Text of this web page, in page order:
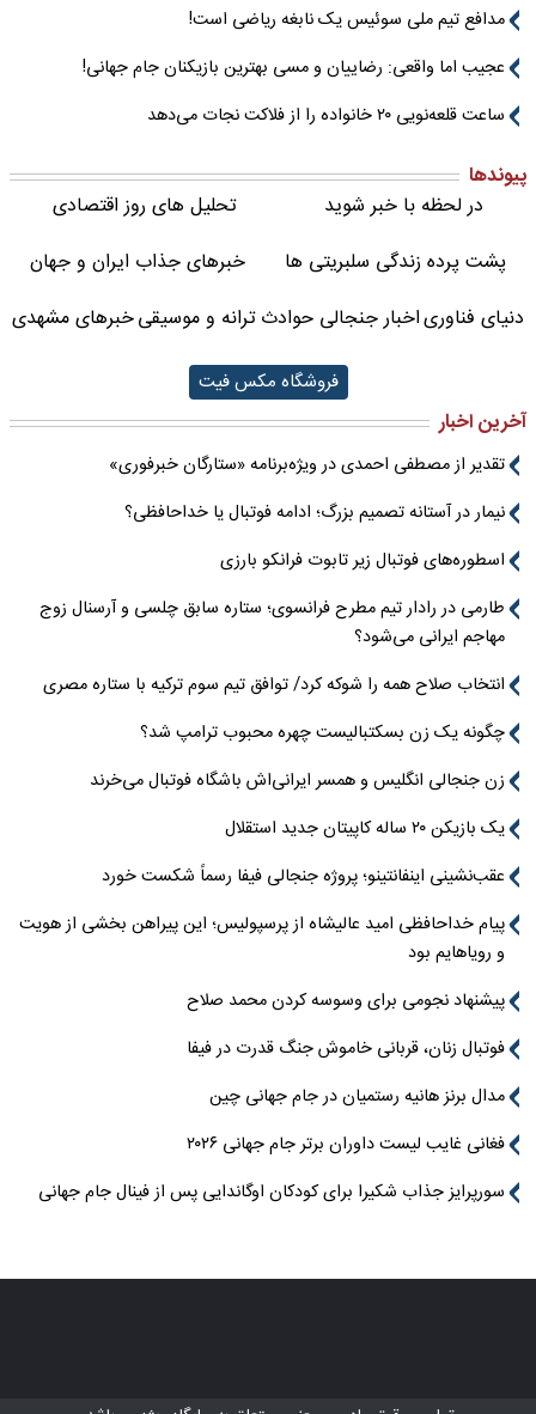
مدافع تیم ملی سوئیس یک نابغه ریاضی است!
عجیب اما واقعی: رضاییان و مسی بهترین بازیکنان جام جهانی!
ساعت قلعه‌نویی ۲۰ خانواده را از فلاکت نجات می‌دهد
پیوندها
در لحظه با خبر شوید
تحلیل های روز اقتصادی
پشت پرده زندگی سلبریتی ها
خبرهای جذاب ایران و جهان
دنیای فناوریاخبار جنجالی حوادثترانه و موسیقیخبرهای مشهدی
فروشگاه مکس فیت
آخرین اخبار
تقدیر از مصطفی احمدی در ویژه‌برنامه «ستارگان خبرفوری»
نیمار در آستانه تصمیم بزرگ؛ ادامه فوتبال یا خداحافظی؟
اسطوره‌های فوتبال زیر تابوت فرانکو بارزی
طارمی در رادار تیم مطرح فرانسوی؛ ستاره سابق چلسی و آرسنال زوج
مهاجم ایرانی می‌شود؟
انتخاب صلاح همه را شوکه کرد/ توافق تیم سوم ترکیه با ستاره مصری
چگونه یک زن بسکتبالیست چهره محبوب ترامپ شد؟
زن جنجالی انگلیس و همسر ایرانی‌اش باشگاه فوتبال می‌خرند
یک بازیکن ۲۰ ساله کاپیتان جدید استقلال
عقب‌نشینی اینفانتینو؛ پروژه جنجالی فیفا رسماً شکست خورد
پیام خداحافظی امید عالیشاه از پرسپولیس؛ این پیراهن بخشی از هویت
و رویاهایم بود
پیشنهاد نجومی برای وسوسه کردن محمد صلاح
فوتبال زنان، قربانی خاموش جنگ قدرت در فیفا
مدال برنز هانیه رستمیان در جام جهانی چین
فغانی غایب لیست داوران برتر جام جهانی ۲۰۲۶
سورپرایز جذاب شکیرا برای کودکان اوگاندایی پس از فینال جام جهانی